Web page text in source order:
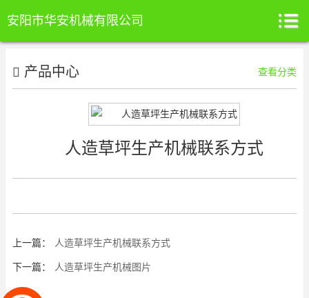
安阳市华安机械有限公司
产品中心 查看分类
人造草坪生产机械联系方式
上一篇： 人造草坪生产机械联系方式
下一篇： 人造草坪生产机械图片